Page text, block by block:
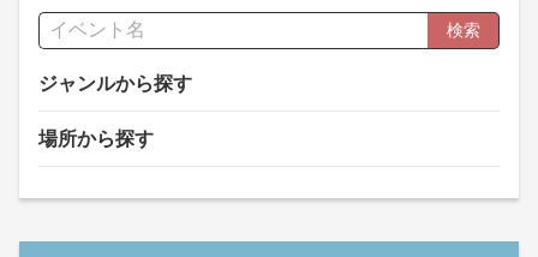
検索
ジャンルから探す
場所から探す